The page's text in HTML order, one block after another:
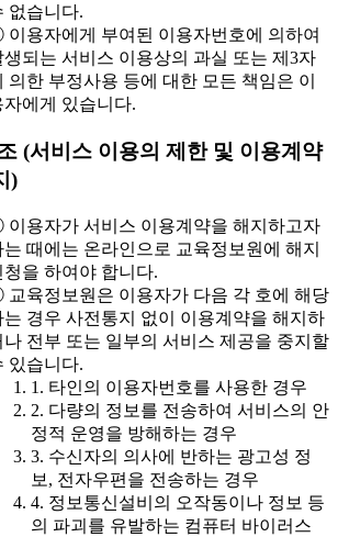
없습니다.
용자에게 부여된 이용자번호에 의하여
생되는 서비스 이용상의 과실 또는 제3자
의한 부정사용 등에 대한 모든 책임은 이
자에게 있습니다.
(서비스 이용의 제한 및 이용계약
)
용자가 서비스 이용계약을 해지하고자
는 때에는 온라인으로 교육정보원에 해지
청을 하여야 합니다.
육정보원은 이용자가 다음 각 호에 해당
는 경우 사전통지 없이 이용계약을 해지하
나 전부 또는 일부의 서비스 제공을 중지할
있습니다.
1. 타인의 이용자번호를 사용한 경우
2. 다량의 정보를 전송하여 서비스의 안
정적 운영을 방해하는 경우
3. 수신자의 의사에 반하는 광고성 정
보, 전자우편을 전송하는 경우
4. 정보통신설비의 오작동이나 정보 등
의 파괴를 유발하는 컴퓨터 바이러스